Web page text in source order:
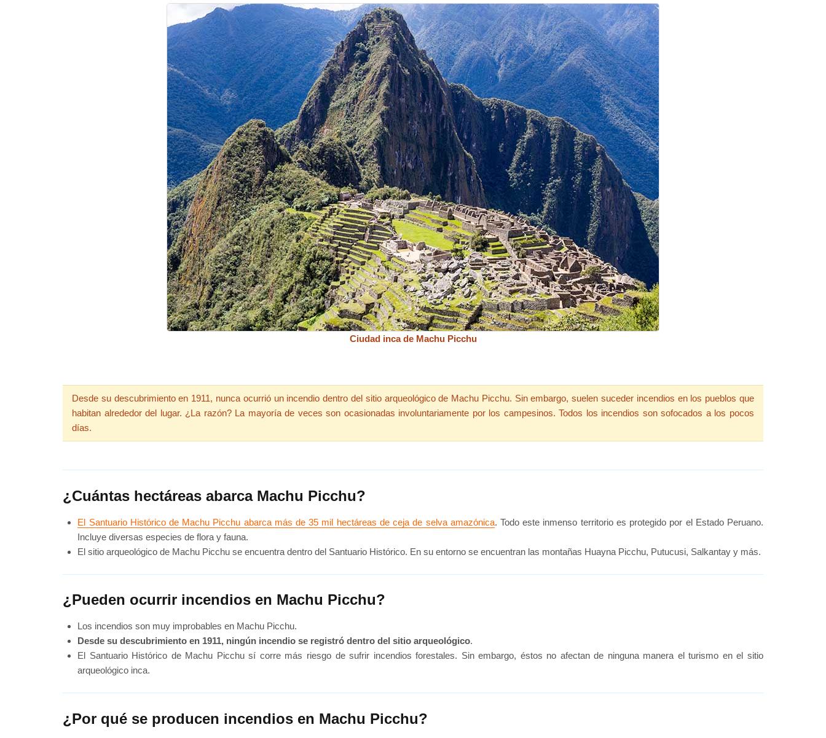
Ciudad inca de Machu Picchu
Desde su descubrimiento en 1911, nunca ocurrió un incendio dentro del sitio arqueológico de Machu Picchu. Sin embargo, suelen suceder incendios en los pueblos que
habitan alrededor del lugar. ¿La razón? La mayoría de veces son ocasionadas involuntariamente por los campesinos. Todos los incendios son sofocados a los pocos
días.
¿Cuántas hectáreas abarca Machu Picchu?
El Santuario Histórico de Machu Picchu abarca más de 35 mil hectáreas de ceja de selva amazónica. Todo este inmenso territorio es protegido por el Estado Peruano.
Incluye diversas especies de flora y fauna.
El sitio arqueológico de Machu Picchu se encuentra dentro del Santuario Histórico. En su entorno se encuentran las montañas Huayna Picchu, Putucusi, Salkantay y más.
¿Pueden ocurrir incendios en Machu Picchu?
Los incendios son muy improbables en Machu Picchu.
Desde su descubrimiento en 1911, ningún incendio se registró dentro del sitio arqueológico.
El Santuario Histórico de Machu Picchu sí corre más riesgo de sufrir incendios forestales. Sin embargo, éstos no afectan de ninguna manera el turismo en el sitio
arqueológico inca.
¿Por qué se producen incendios en Machu Picchu?